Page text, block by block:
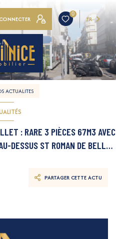
0
FR
ACTUALITES
: RARE 3 PIÈCES 67M3 AVEC
DESSUS ST ROMAN DE BELLET
PARTAGER CETTE ACTU